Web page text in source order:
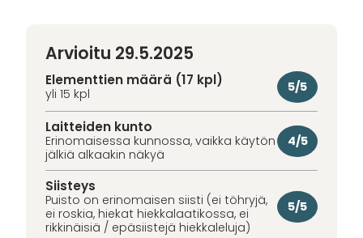
Arvioitu 29.5.2025
Elementtien määrä (17 kpl)
yli 15 kpl 5/5
Laitteiden kunto
Erinomaisessa kunnossa, vaikka käytön
jälkiä alkaakin näkyä
4/5
Siisteys
Puisto on erinomaisen siisti (ei töhryjä,
ei roskia, hiekat hiekkalaatikossa, ei
rikkinäisiä / epäsiistejä hiekkaleluja)
5/5